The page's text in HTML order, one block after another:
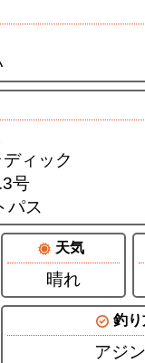
ィック
号
パス
天気
晴れ
釣り
アジ